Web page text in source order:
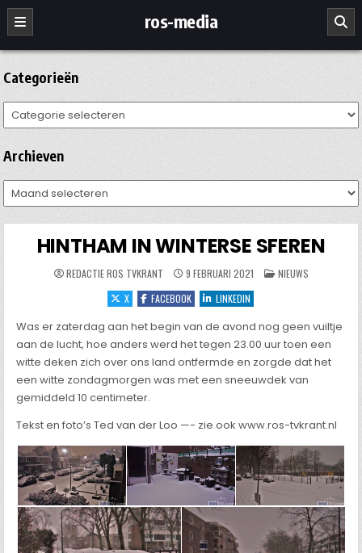
Ga
naar
de
inhoud
ros-media
Categorieën
Categorieën
Archieven
Archieven
HINTHAM IN WINTERSE SFEREN
REDACTIE ROS TVKRANT 9 FEBRUARI 2021 GEPLAATST
IN
NIEUWS
X
FACEBOOK LINKEDIN
Was er zaterdag aan het begin van de avond nog geen vuiltje
aan de lucht, hoe anders werd het tegen 23.00 uur toen een
witte deken zich over ons land ontfermde en zorgde dat het
een witte zondagmorgen was met een sneeuwdek van
gemiddeld 10 centimeter.
Tekst en foto’s Ted van der Loo —- zie ook www.ros-tvkrant.nl